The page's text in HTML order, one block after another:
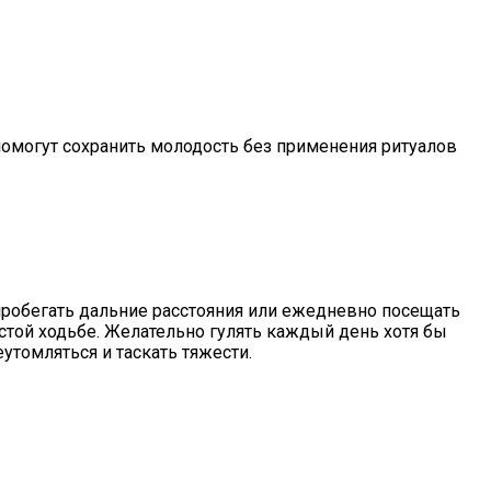
сохранить молодость без применения ритуалов
дальние расстояния или ежедневно посещать
ходьбе. Желательно гулять каждый день хотя бы
и таскать тяжести.